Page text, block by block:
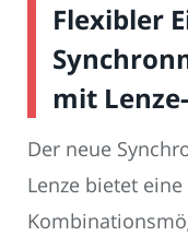
Flexibler
mit
Der neue
Lenze bietet